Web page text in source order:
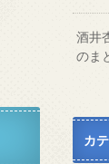
酒井
のま
カ